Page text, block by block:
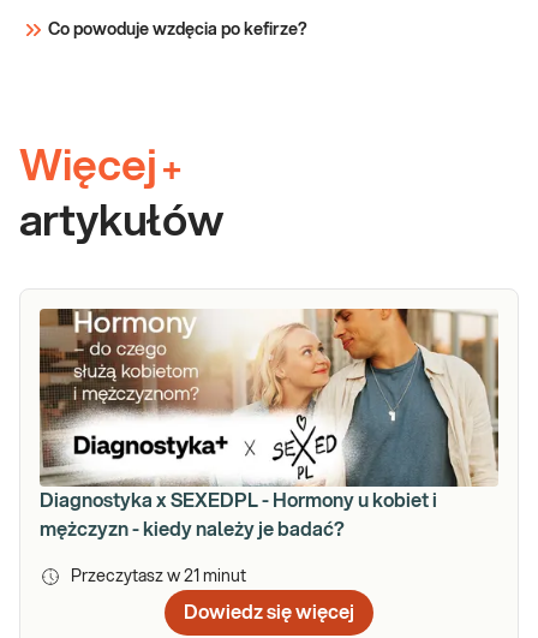
Co powoduje wzdęcia po kefirze?
Więcej +
artykułów
Diagnostyka x SEXEDPL - Hormony u kobiet i
mężczyzn - kiedy należy je badać?
Przeczytasz w 21 minut
Dowiedz się więcej